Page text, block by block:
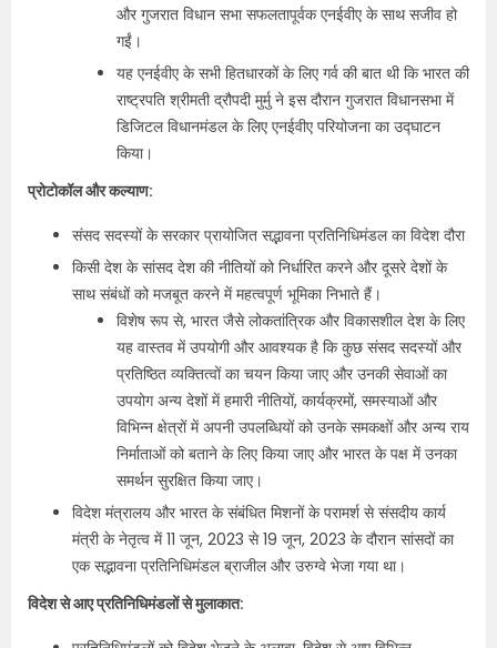
और गुजरात विधान सभा सफलतापूर्वक एनईवीए के साथ सजीव हो
गईं।
यह एनईवीए के सभी हितधारकों के लिए गर्व की बात थी कि भारत की
राष्ट्रपति श्रीमती द्रौपदी मुर्मु ने इस दौरान गुजरात विधानसभा में
डिजिटल विधानमंडल के लिए एनईवीए परियोजना का उद्घाटन
किया।
प्रोटोकॉल और कल्याण:
संसद सदस्यों के सरकार प्रायोजित सद्भावना प्रतिनिधिमंडल का विदेश दौरा
किसी देश के सांसद देश की नीतियों को निर्धारित करने और दूसरे देशों के
साथ संबंधों को मजबूत करने में महत्वपूर्ण भूमिका निभाते हैं।
विशेष रूप से, भारत जैसे लोकतांत्रिक और विकासशील देश के लिए
यह वास्तव में उपयोगी और आवश्यक है कि कुछ संसद सदस्यों और
प्रतिष्ठित व्यक्तित्वों का चयन किया जाए और उनकी सेवाओं का
उपयोग अन्‍य देशों में हमारी नीतियों, कार्यक्रमों, समस्याओं और
विभिन्‍न क्षेत्रों में अपनी उपलब्धियों को उनके समकक्षों और अन्य राय
निर्माताओं को बताने के लिए किया जाए और भारत के पक्ष में उनका
समर्थन सुरक्षित किया जाए।
विदेश मंत्रालय और भारत के संबंधित मिशनों के परामर्श से संसदीय कार्य
मंत्री के नेतृत्व में 11 जून, 2023 से 19 जून, 2023 के दौरान सांसदों का
एक सद्भावना प्रतिनिधिमंडल ब्राजील और उरुग्वे भेजा गया था।
विदेश से आए प्रतिनिधिमंडलों से मुलाकात: